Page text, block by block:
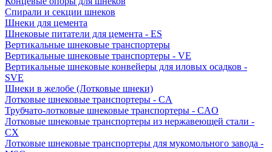
Спирали и секции шнеков
Шнеки для цемента
Шнековые питатели для цемента - ES
Вертикальные шнековые транспортеры
Вертикальные шнековые транспортеры - VE
Вертикальные шнековые конвейеры для иловых осадков -
SVE
Шнеки в желобе (Лотковые шнеки)
Лотковые шнековые транспортеры - CA
Трубчато-лотковые шнековые транспортеры - CAO
Лотковые шнековые транспортеры из нержавеющей стали -
CX
Лотковые шнековые транспортеры для мукомольного завода -